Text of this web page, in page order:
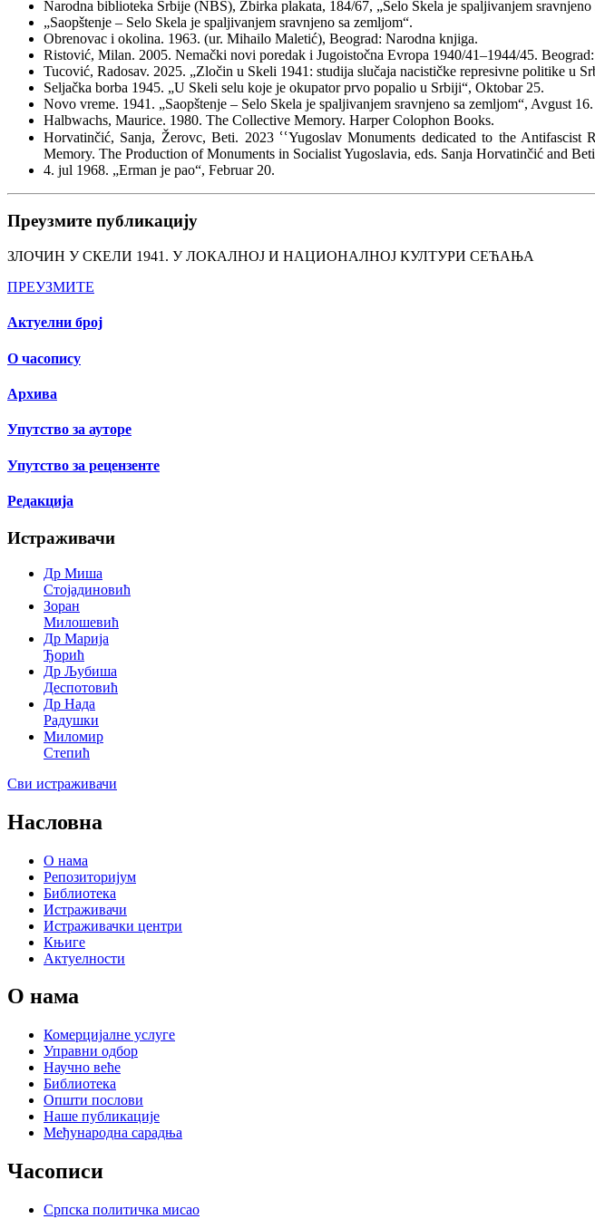
Narodna biblioteka Srbije (NBS), Zbirka plakata, 184/67, „Selo Skela je spaljivanjem sravnjeno
„Saopštenje – Selo Skela je spaljivanjem sravnjeno sa zemljom“.
Obrenovac i okolina. 1963. (ur. Mihailo Maletić), Beograd: Narodna knjiga.
Ristović, Milan. 2005. Nemački novi poredak i Jugoistočna Evropa 1940/41–1944/45.
Tucović, Radosav. 2025. „Zločin u Skeli 1941: studija slučaja nacističke represivne politike u
Seljačka borba 1945. „U Skeli selu koje je okupator prvo popalio u Srbiji“, Oktobar 25.
Novo vreme. 1941. „Saopštenje – Selo Skela je spaljivanjem sravnjeno sa zemljom“, Avgust 16.
Halbwachs, Maurice. 1980. The Collective Memory. Harper Colophon Books.
Horvatinčić, Sanja, Žerovc, Beti. 2023 ՙՙYugoslav Monuments dedicated to the
Memory. The Production of Monuments in Socialist Yugoslavia, eds. Sanja Horvatinčić and
4. jul 1968. „Erman je pao“, Februar 20.
Преузмите публикацију
ЗЛОЧИН У СКЕЛИ 1941. У ЛОКАЛНОЈ И НАЦИОНАЛНОЈ КУЛТУРИ СЕЋАЊА
ПРЕУЗМИТЕ
Актуелни број
О часопису
Архива
Упутство за ауторе
Упутство за рецензенте
Редакција
Истраживачи
Др Миша
Стојадиновић
Зоран
Милошевић
Др Марија
Ђорић
Др Љубиша
Деспотовић
Др Нада
Радушки
Миломир
Степић
Сви истраживачи
Насловна
О нама
Репозиторијум
Библиотека
Истраживачи
Истраживачки центри
Књиге
Актуелности
О нама
Комерцијалне услуге
Управни одбор
Научно веће
Библиотека
Општи послови
Наше публикације
Међународна сарадња
Часописи
Српска политичка мисао